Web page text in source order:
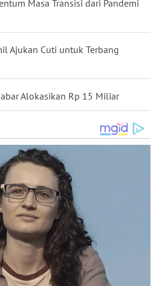
Masa Transisi dari Pandemi
Ajukan Cuti untuk Terbang
Alokasikan Rp 15 Miliar